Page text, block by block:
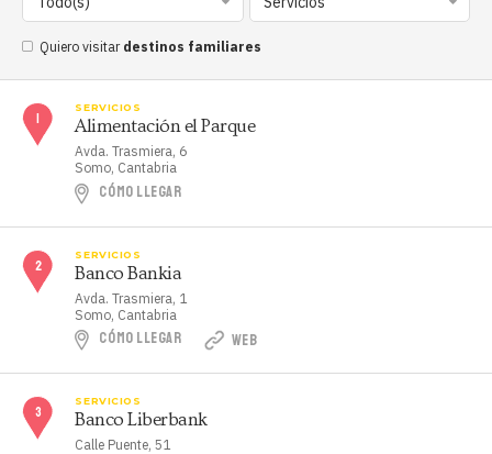
Quiero visitar destinos familiares
SERVICIOS
Alimentación el Parque
Avda. Trasmiera, 6
Somo, Cantabria
CÓMO LLEGAR
SERVICIOS
Banco Bankia
Avda. Trasmiera, 1
Somo, Cantabria
CÓMO LLEGAR WEB
SERVICIOS
Banco Liberbank
Calle Puente, 51